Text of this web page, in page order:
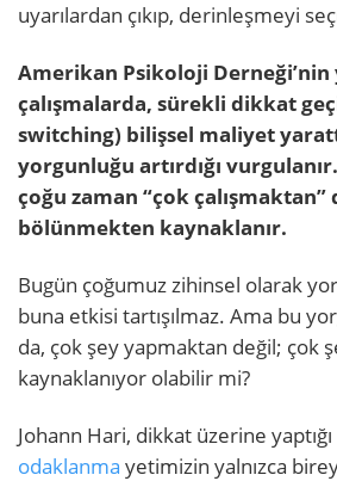
uyarılardan çıkıp, derinleşmeyi
Amerikan Psikoloji Derneği’nin
çalışmalarda, sürekli dikkat
switching) bilişsel maliyet
yorgunluğu artırdığı
çoğu zaman “çok çalışmaktan”
bölünmekten kaynaklanır.
Bugün çoğumuz zihinsel olarak
buna etkisi tartışılmaz. Ama bu
da, çok şey yapmaktan değil; çok
kaynaklanıyor olabilir mi?
Johann Hari, dikkat üzerine yaptığı
odaklanma yetimizin yalnızca